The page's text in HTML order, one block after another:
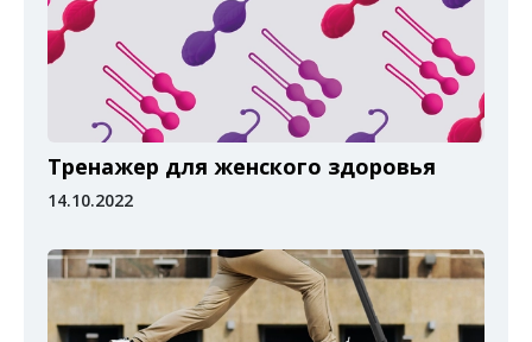
Тренажер для женского здоровья
14.10.2022